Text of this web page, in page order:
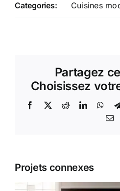
Categories: Cuisines
Partagez
Choisissez
Facebook
X RedditLinkedIn
Projets connexes